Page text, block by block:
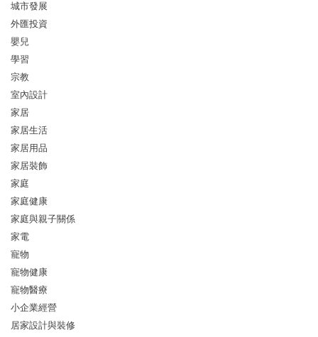
城市發展
外匯投資
嬰兒
學習
宗教
室內設計
家居
家居生活
家居用品
家居裝飾
家庭
家庭健康
家庭與親子關係
家電
寵物
寵物健康
寵物醫療
小企業經營
居家設計與裝修